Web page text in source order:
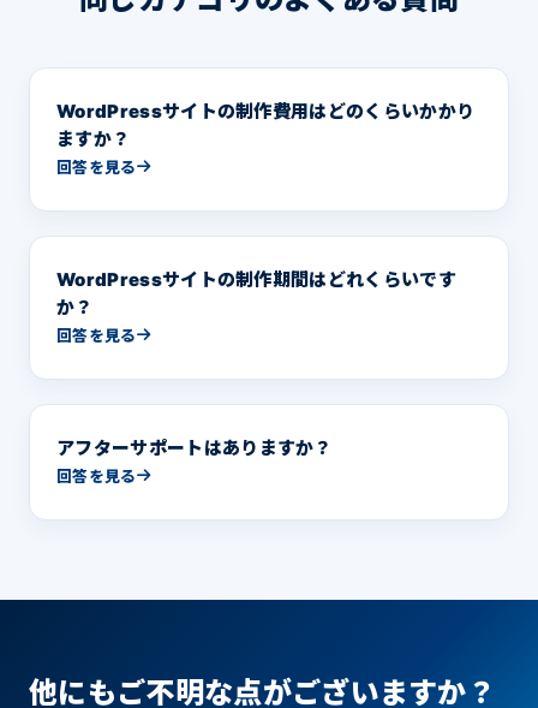
WordPressサイトの制作費用はどのくらいかかり
ますか？
回答を見る
WordPressサイトの制作期間はどれくらいです
か？
回答を見る
アフターサポートはありますか？
回答を見る
他にもご不明な点がございますか？